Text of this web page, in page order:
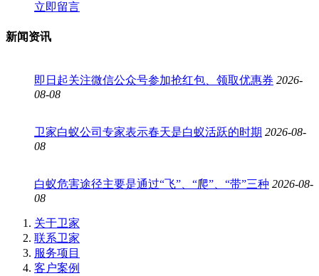
立即留言
新闻资讯
即日起关注微信公众号参加抢红包、领取优惠券 2026-
08-08
卫家白蚁公司专家表示春天是白蚁活跃的时期 2026-08-
08
白蚁危害途径主要是通过“飞”、“爬”、“带”三种 2026-08-
08
关于卫家
联系卫家
服务项目
客户案例